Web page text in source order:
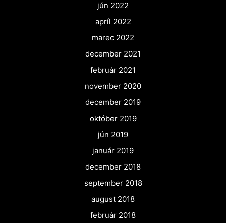
jún 2022
apríl 2022
marec 2022
december 2021
február 2021
november 2020
december 2019
október 2019
jún 2019
január 2019
december 2018
september 2018
august 2018
február 2018